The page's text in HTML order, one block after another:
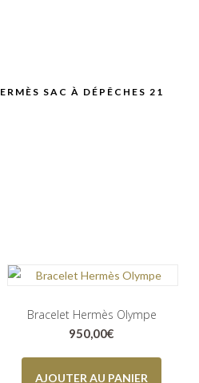
SAC À DÉPÊCHES 21
Bracelet Hermès Olympe
950,00€
AJOUTER AU PANIER